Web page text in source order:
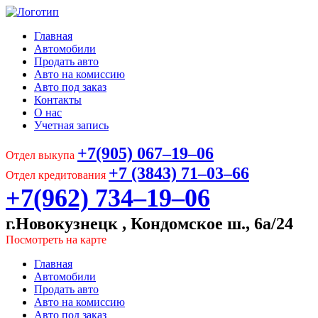
Главная
Автомобили
Продать авто
Авто на комиссию
Авто под заказ
Контакты
О нас
Учетная запись
Отдел выкупа +7(905) 067‒19‒06
Отдел кредитования +7 (3843) 71‒03‒66
+7(962) 734‒19‒06
г.Новокузнецк , Кондомское ш., 6а/24
Посмотреть на карте
Главная
Автомобили
Продать авто
Авто на комиссию
Авто под заказ